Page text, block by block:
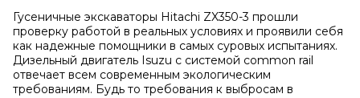
Гусеничные экскаваторы Hitachi ZX350-3 прошли
проверку работой в реальных условиях и проявили себя
как надежные помощники в самых суровых испытаниях.
Дизельный двигатель Isuzu с системой common rail
отвечает всем современным экологическим
требованиям. Будь то требования к выбросам в